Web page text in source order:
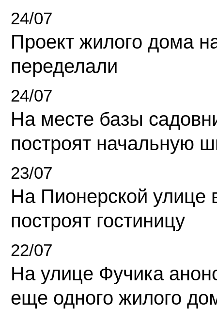
24/07
Проект жилого дома
переделали
24/07
На месте базы
построят начальную
23/07
На Пионерской улице
построят гостиницу
22/07
На улице Фучика
еще одного жилого